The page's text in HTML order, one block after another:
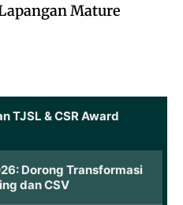
Mature